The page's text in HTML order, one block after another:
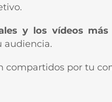
y los vídeos
audiencia.
compartidos por tu